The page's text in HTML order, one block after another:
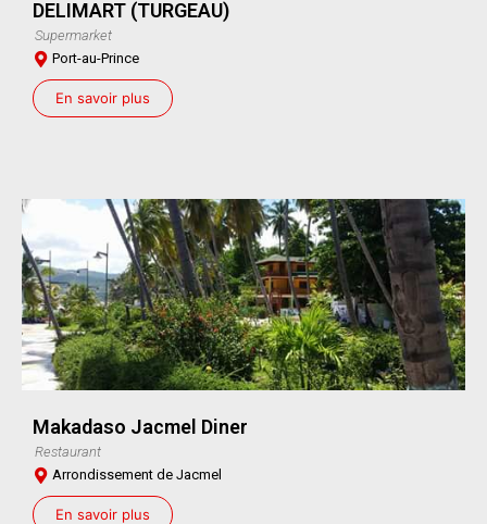
DELIMART (TURGEAU)
Supermarket
Port-au-Prince
En savoir plus
Makadaso Jacmel Diner
Restaurant
Arrondissement de Jacmel
En savoir plus